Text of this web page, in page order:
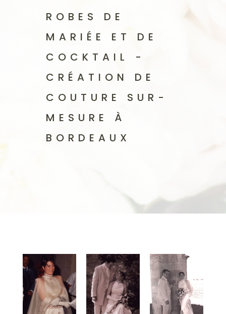
ROBES DE
MARIÉE ET DE
COCKTAIL -
CRÉATION DE
COUTURE SUR-
MESURE À
BORDEAUX